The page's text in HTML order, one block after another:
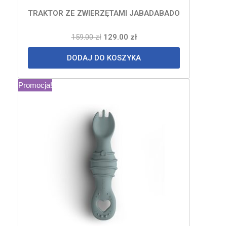
TRAKTOR ZE ZWIERZĘTAMI JABADABADO
159.00zł 129.00 zł
DODAJ DO KOSZYKA
Promocja!